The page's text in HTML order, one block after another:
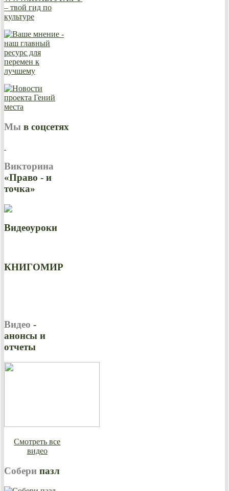
Мы в соцсетях
Викторина
«Право - и
точка»
Видеоуроки
КНИГОМИР
Видео -
анонсы и
отчеты
Смотреть все
видео
Собери пазл